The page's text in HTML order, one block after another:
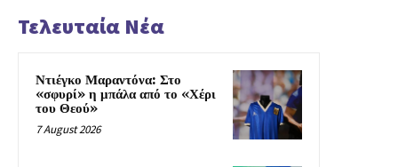
Τελευταία Νέα
Ντιέγκο Μαραντόνα: Στο
«σφυρί» η μπάλα από το «Χέρι
του Θεού»
7 August 2026